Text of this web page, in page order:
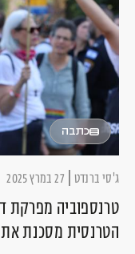
כתבה
ג'סי ברנדט 27 במרץ 2025
טרנספוביה מפרקת
הטרנסית מסכנת את